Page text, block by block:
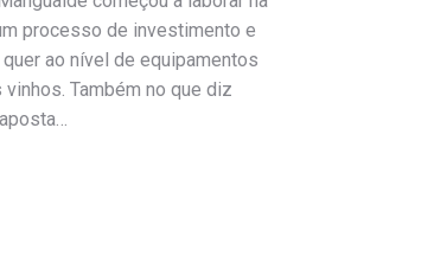
processo de investimento e
ao nível de equipamentos
Também no que diz